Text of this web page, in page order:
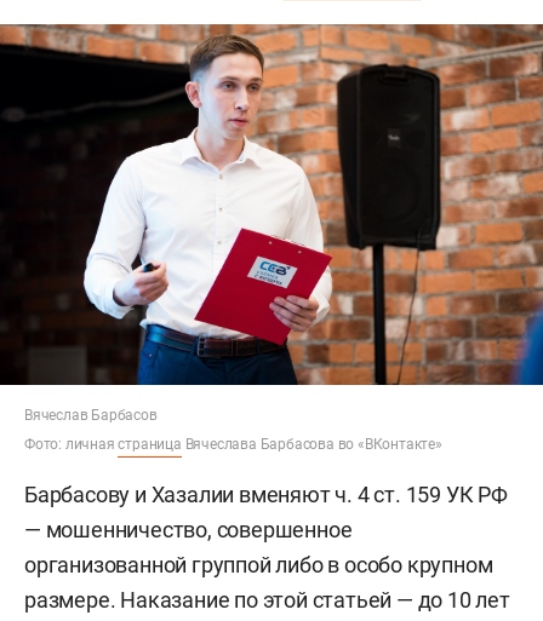
Вячеслав Барбасов
Фото: личнаястраница Вячеслава Барбасова во «ВКонтакте»
Барбасову и Хазалии вменяют ч. 4 ст. 159 УК РФ
— мошенничество, совершенное
организованной группой либо в особо крупном
размере. Наказание по этой статьей — до 10 лет